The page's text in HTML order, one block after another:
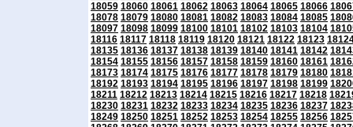
18059 18060 18061 18062 18063 18064 18065 18066
18078 18079 18080 18081 18082 18083 18084 18085
18097 18098 18099 18100 18101 18102 18103 18104
18116 18117 18118 18119 18120 18121 18122 18123
18135 18136 18137 18138 18139 18140 18141 18142
18154 18155 18156 18157 18158 18159 18160 18161
18173 18174 18175 18176 18177 18178 18179 18180
18192 18193 18194 18195 18196 18197 18198 18199
18211 18212 18213 18214 18215 18216 18217 18218
18230 18231 18232 18233 18234 18235 18236 18237
18249 18250 18251 18252 18253 18254 18255 18256